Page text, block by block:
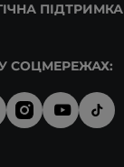
ПІДТРИМКА
СОЦМЕРЕЖАХ: